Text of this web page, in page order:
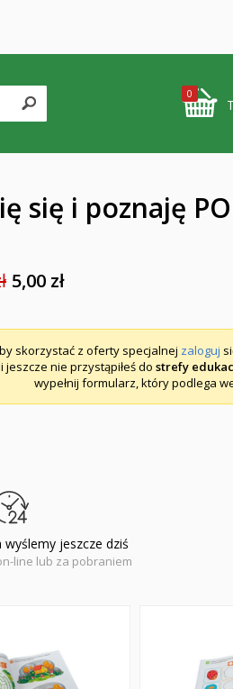
0
się i poznaję
5,00 zł
skorzystać z oferty specjalnej zaloguj
jeszcze nie przystąpiłeś do strefy
wypełnij formularz, który podlega
wyślemy jeszcze dziś
line lub za pobraniem